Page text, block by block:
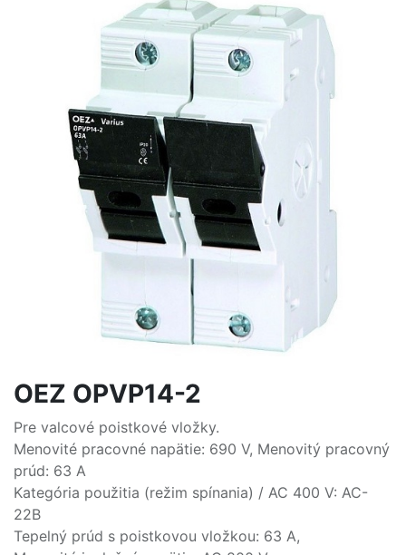
OEZ OPVP14-2
Pre valcové poistkové vložky.
Menovité pracovné napätie: 690 V, Menovitý pracovný
prúd: 63 A
Kategória použitia (režim spínania) / AC 400 V: AC-
22B
Tepelný prúd s poistkovou vložkou: 63 A,